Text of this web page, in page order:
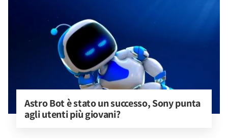
Astro Bot è stato un successo, Sony punta
agli utenti più giovani?